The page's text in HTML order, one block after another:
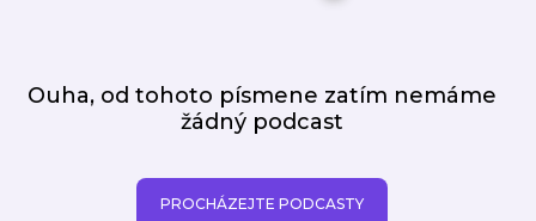
Ouha, od tohoto písmene zatím nemáme
žádný podcast
PROCHÁZEJTE PODCASTY